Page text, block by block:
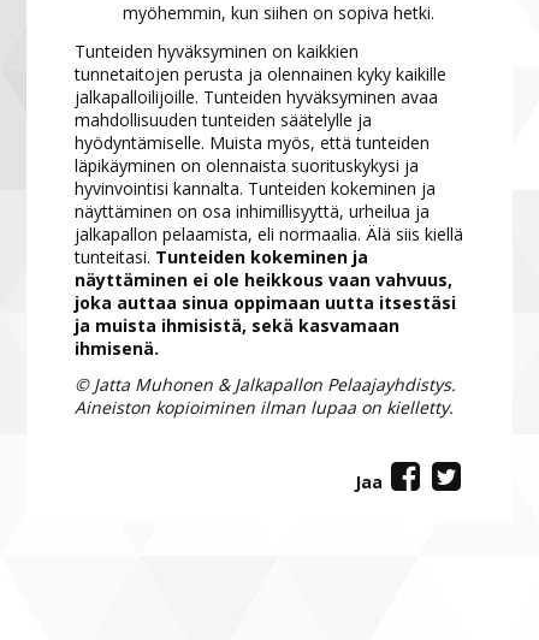
myöhemmin, kun siihen on sopiva hetki.
Tunteiden hyväksyminen on kaikkien
tunnetaitojen perusta ja olennainen kyky kaikille
jalkapalloilijoille. Tunteiden hyväksyminen avaa
mahdollisuuden tunteiden säätelylle ja
hyödyntämiselle. Muista myös, että tunteiden
läpikäyminen on olennaista suorituskykysi ja
hyvinvointisi kannalta. Tunteiden kokeminen ja
näyttäminen on osa inhimillisyyttä, urheilua ja
jalkapallon pelaamista, eli normaalia. Älä siis kiellä
tunteitasi. Tunteiden kokeminen ja
näyttäminen ei ole heikkous vaan vahvuus,
joka auttaa sinua oppimaan uutta itsestäsi
ja muista ihmisistä, sekä kasvamaan
ihmisenä.
© Jatta Muhonen & Jalkapallon Pelaajayhdistys.
Aineiston kopioiminen ilman lupaa on kielletty.
Jaa